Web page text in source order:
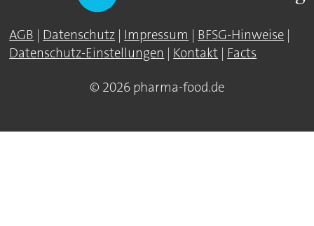
AGB | Datenschutz | Impressum | BFSG-Hinweise |
Datenschutz-Einstellungen | Kontakt | Facts
© 2026 pharma-food.de